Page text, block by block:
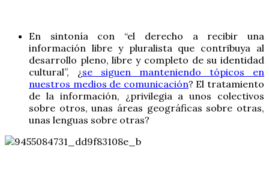
En sintonía con “el derecho a recibir una
información libre y pluralista que contribuya al
desarrollo pleno, libre y completo de su identidad
cultural”, ¿se siguen manteniendo tópicos en
nuestros medios de comunicación? El tratamiento
de la información, ¿privilegia a unos colectivos
sobre otros, unas áreas geográficas sobre otras,
unas lenguas sobre otras?